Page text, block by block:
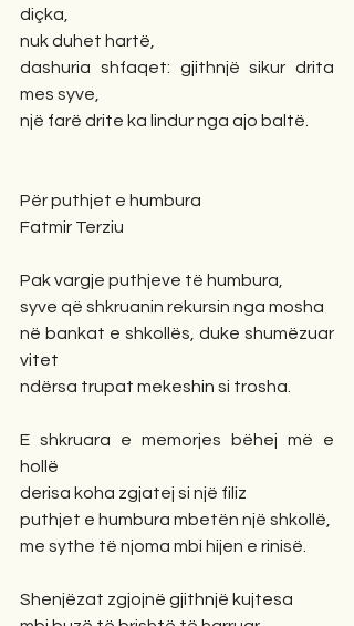
diçka,
nuk duhet hartë,
dashuria shfaqet: gjithnjë sikur drita
mes syve,
një farë drite ka lindur nga ajo baltë.
Për puthjet e humbura
Fatmir Terziu
Pak vargje puthjeve të humbura,
syve që shkruanin rekursin nga mosha
në bankat e shkollës, duke shumëzuar
vitet
ndërsa trupat mekeshin si trosha.
E shkruara e memorjes bëhej më e
hollë
derisa koha zgjatej si një filiz
puthjet e humbura mbetën një shkollë,
me sythe të njoma mbi hijen e rinisë.
Shenjëzat zgjojnë gjithnjë kujtesa